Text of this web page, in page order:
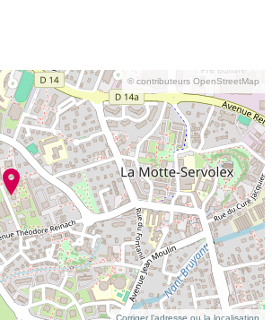
© contributeurs OpenStreetMap
Corriger l’adresse ou la localisation